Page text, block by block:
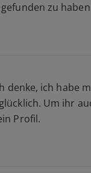
zu
denke, ich
Um ihr
Profil.